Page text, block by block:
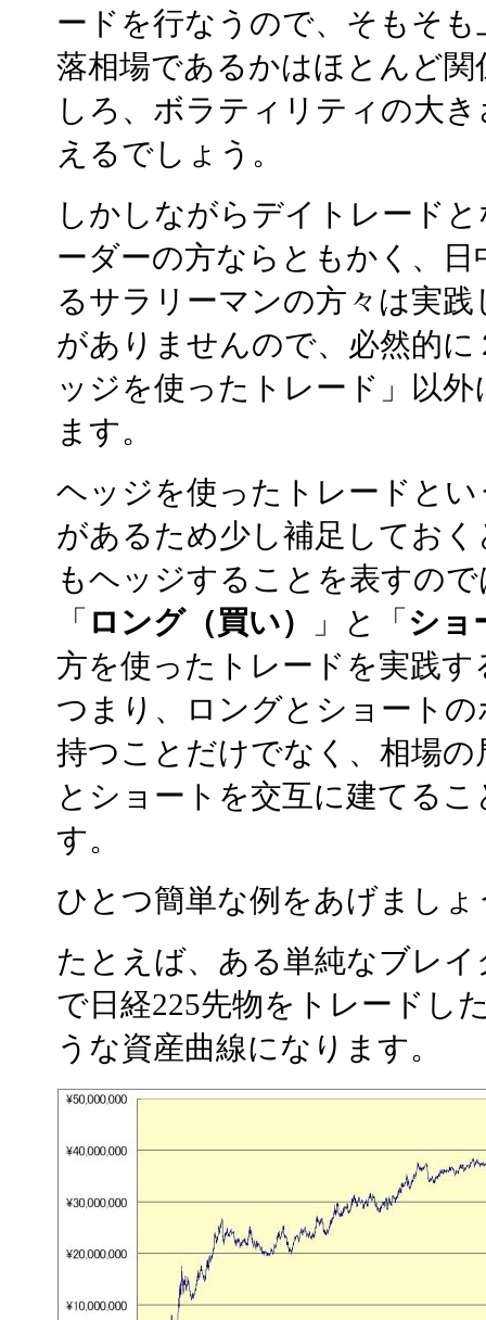
ードを行なうので、そもそ
落相場であるかはほとんど
しろ、ボラティリティの大
えるでしょう。
しかしながらデイトレード
ーダーの方ならともかく、
るサラリーマンの方々は実
がありませんので、必然的
ッジを使ったトレード」以
ます。
ヘッジを使ったトレードと
があるため少し補足してお
もヘッジすることを表すの
「 ロング（買い） 」と「 ショ
方を使ったトレードを実践
つまり、ロングとショート
持つことだけでなく、相場
とショートを交互に建てる
す。
ひとつ簡単な例をあげましょ
たとえば、ある単純なブレ
で日経225先物をトレードし
うな資産曲線になります。